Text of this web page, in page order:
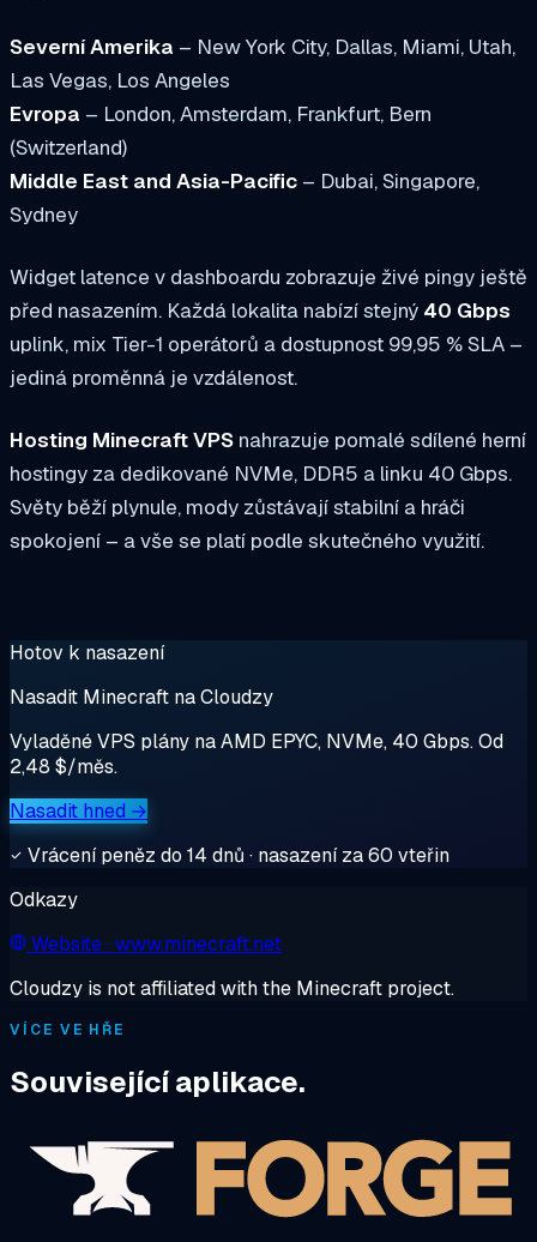
Severní Amerika – New York City, Dallas, Miami, Utah,
Las Vegas, Los Angeles
Evropa – London, Amsterdam, Frankfurt, Bern
(Switzerland)
Middle East and Asia-Pacific – Dubai, Singapore,
Sydney
Widget latence v dashboardu zobrazuje živé pingy ještě
před nasazením. Každá lokalita nabízí stejný 40 Gbps
uplink, mix Tier-1 operátorů a dostupnost 99,95 % SLA –
jediná proměnná je vzdálenost.
Hosting Minecraft VPS nahrazuje pomalé sdílené herní
hostingy za dedikované NVMe, DDR5 a linku 40 Gbps.
Světy běží plynule, mody zůstávají stabilní a hráči
spokojení – a vše se platí podle skutečného využití.
Hotov k nasazení
Nasadit Minecraft na Cloudzy
Vyladěné VPS plány na AMD EPYC, NVMe, 40 Gbps. Od
2,48 $/měs.
Nasadit hned →
Vrácení peněz do 14 dnů · nasazení za 60 vteřin
Odkazy
Website· www.minecraft.net
Cloudzy is not affiliated with the Minecraft project.
VÍCE VE HŘE
Související aplikace.